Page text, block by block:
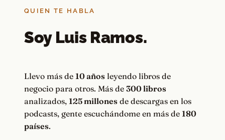
QUIEN TE HABLA
Soy Luis Ramos.
Llevo más de 10 años leyendo libros de
negocio para otros. Más de 300 libros
analizados, 125 millones de descargas en los
podcasts, gente escuchándome en más de 180
países.